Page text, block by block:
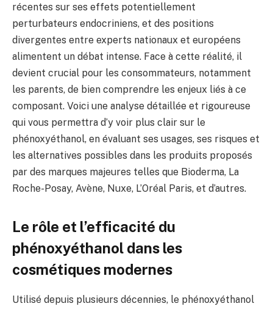
récentes sur ses effets potentiellement
perturbateurs endocriniens, et des positions
divergentes entre experts nationaux et européens
alimentent un débat intense. Face à cette réalité, il
devient crucial pour les consommateurs, notamment
les parents, de bien comprendre les enjeux liés à ce
composant. Voici une analyse détaillée et rigoureuse
qui vous permettra d’y voir plus clair sur le
phénoxyéthanol, en évaluant ses usages, ses risques et
les alternatives possibles dans les produits proposés
par des marques majeures telles que Bioderma, La
Roche-Posay, Avène, Nuxe, L’Oréal Paris, et d’autres.
Le rôle et l’efficacité du
phénoxyéthanol dans les
cosmétiques modernes
Utilisé depuis plusieurs décennies, le phénoxyéthanol